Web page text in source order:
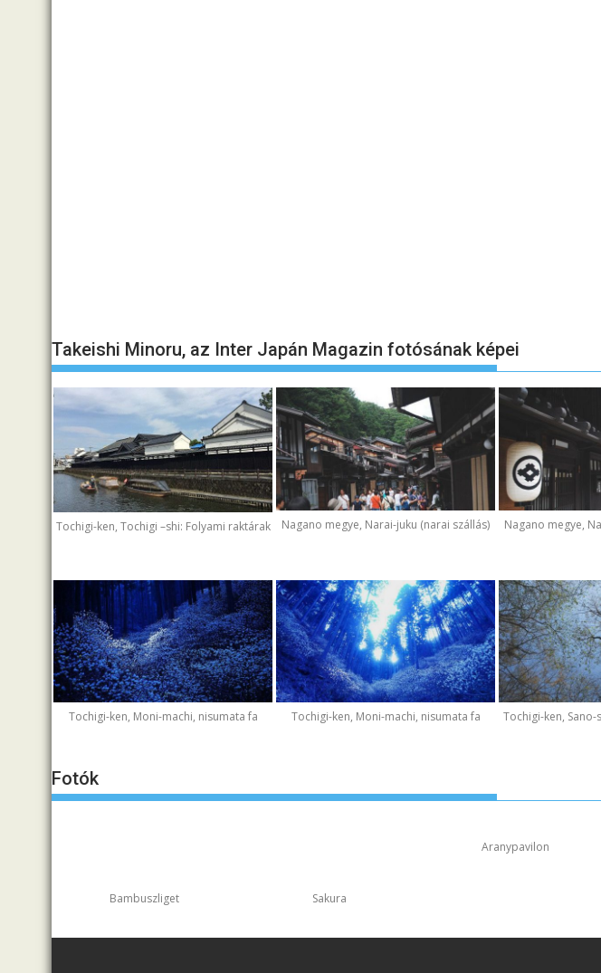
Takeishi Minoru, az Inter Japán Magazin fotósának képei
Tochigi-ken, Tochigi –shi: Folyami raktárak Nagano megye, Narai-juku (narai szállás) Nagano megye,
Tochigi-ken, Moni-machi, nisumata fa Tochigi-ken, Moni-machi, nisumata fa Tochigi-ken,
Fotók
Aranypavilon
Bambuszliget Sakura